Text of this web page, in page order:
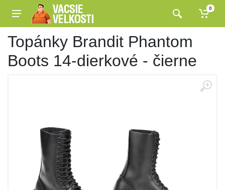
0
Topánky Brandit Phantom
Boots 14-dierkové - čierne